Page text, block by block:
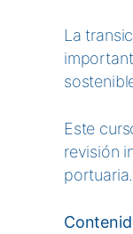
La
Este
revisión
portuaria.